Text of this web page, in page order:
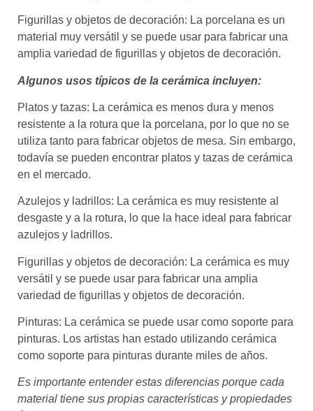
Figurillas y objetos de decoración: La porcelana es un
material muy versátil y se puede usar para fabricar una
amplia variedad de figurillas y objetos de decoración.
Algunos usos típicos de la cerámica incluyen:
Platos y tazas: La cerámica es menos dura y menos
resistente a la rotura que la porcelana, por lo que no se
utiliza tanto para fabricar objetos de mesa. Sin embargo,
todavía se pueden encontrar platos y tazas de cerámica
en el mercado.
Azulejos y ladrillos: La cerámica es muy resistente al
desgaste y a la rotura, lo que la hace ideal para fabricar
azulejos y ladrillos.
Figurillas y objetos de decoración: La cerámica es muy
versátil y se puede usar para fabricar una amplia
variedad de figurillas y objetos de decoración.
Pinturas: La cerámica se puede usar como soporte para
pinturas. Los artistas han estado utilizando cerámica
como soporte para pinturas durante miles de años.
Es importante entender estas diferencias porque cada
material tiene sus propias características y propiedades